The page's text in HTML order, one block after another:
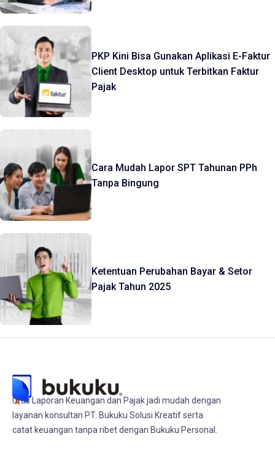
PKP Kini Bisa Gunakan Aplikasi E-Faktur
Client Desktop untuk Terbitkan Faktur
Pajak
Cara Mudah Lapor SPT Tahunan PPh
Tanpa Bingung
Ketentuan Perubahan Bayar & Setor
Pajak Tahun 2025
Urus Laporan Keuangan dan Pajak jadi mudah dengan
layanan konsultan PT. Bukuku Solusi Kreatif serta
catat keuangan tanpa ribet dengan Bukuku Personal.